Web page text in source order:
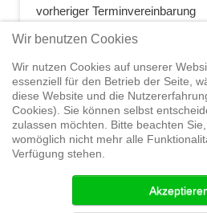
vorheriger Terminvereinbarung
Home Shop Trainings Segeltörns
Sails Yachthandel Sicherheit auf
Wir benutzen Cookies
Wir nutzen Cookies auf unserer
essenziell für den Betrieb der Seite,
diese Website und die
Cookies). Sie können selbst
zulassen möchten. Bitte beachten
womöglich nicht mehr alle
Verfügung stehen.